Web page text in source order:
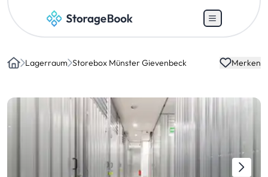
Lagerraum Storebox Münster Gievenbeck Merken